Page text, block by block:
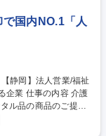
で国内NO.1「人
介護
ル品の商品のご提案
介護ショップの方と